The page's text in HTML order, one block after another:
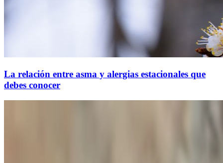
La relación entre asma y alergias estacionales que
debes conocer